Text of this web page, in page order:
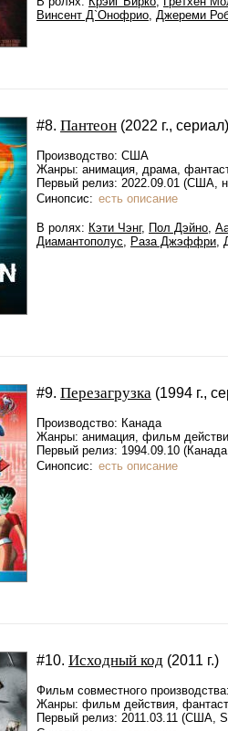
Винсент Д`Онофрио, Джереми
#8. Пантеон (2022 г., сериал)
Производство: США
Жанры: анимация, драма,
Первый релиз: 2022.09.01 (США,
Синопсис: есть описание
В ролях: Кэти Чэнг, Пол Дэйно,
Диамантополус, Раза Джэффри,
#9. Перезагрузка (1994 г.,
Производство: Канада
Жанры: анимация, фильм
Первый релиз: 1994.09.10
Синопсис: есть описание
#10. Исходный код (2011 г.)
Фильм совместного
Жанры: фильм действия,
Первый релиз: 2011.03.11 (США,